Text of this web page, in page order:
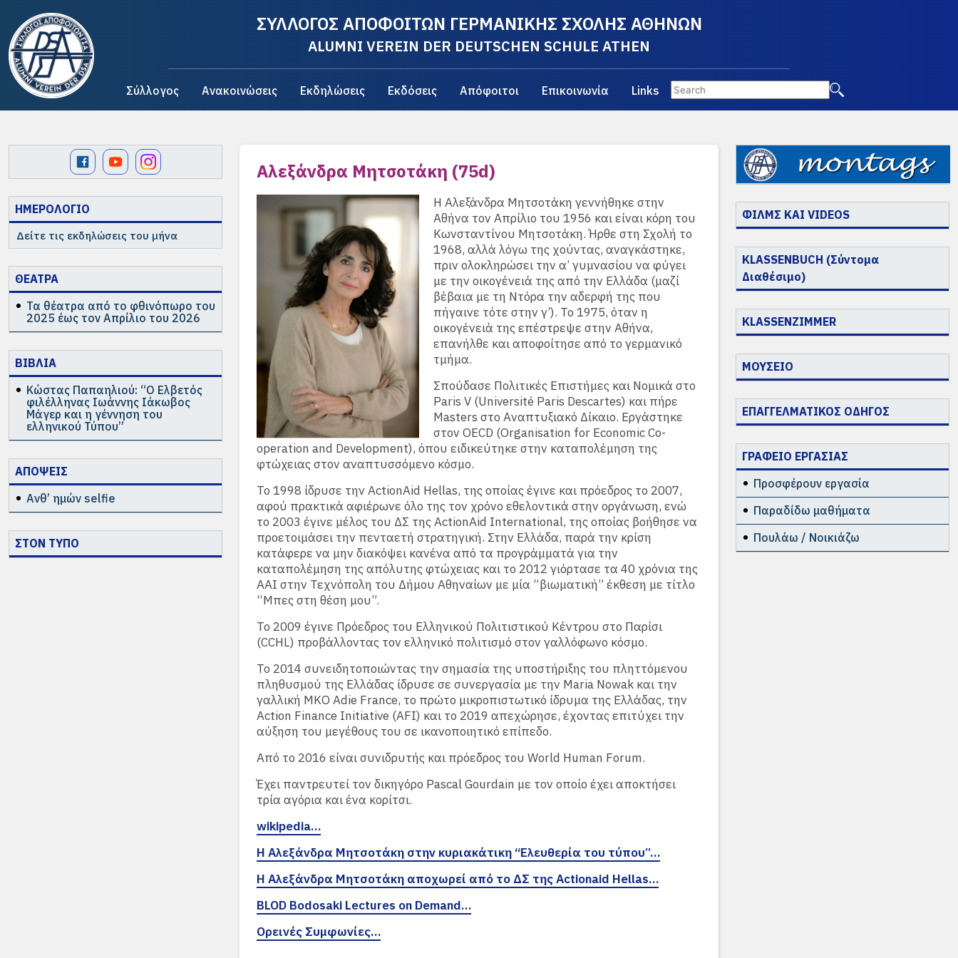
ΣΥΛΛΟΓΟΣ ΑΠΟΦΟΙΤΩΝ ΓΕΡΜΑΝΙΚΗΣ ΣΧΟΛΗΣ ΑΘΗΝΩΝ
ALUMNI VEREIN DER DEUTSCHEN SCHULE ATHEN
Σύλλογος Ανακοινώσεις Εκδηλώσεις Εκδόσεις Απόφοιτοι Επικοινωνία Links
ΗΜΕΡΟΛΟΓΙΟ
Δείτε τις εκδηλώσεις του μήνα
ΘΕΑΤΡΑ
Τα θέατρα από το φθινόπωρο του
2025 έως τον Απρίλιο του 2026
ΒΙΒΛΙΑ
Κώστας Παπαηλιού: “Ο Ελβετός
φιλέλληνας Ιωάννης Ιάκωβος
Μάγερ και η γέννηση του
ελληνικού Τύπου”
ΑΠΟΨΕΙΣ
Ανθ’ ημών selfie
ΣΤΟΝ ΤΥΠΟ
Αλεξάνδρα Μητσοτάκη (75d)
Η Αλεξάνδρα Μητσοτάκη γεννήθηκε στην
Αθήνα τον Απρίλιο του 1956 και είναι κόρη του
Κωνσταντίνου Μητσοτάκη. Ήρθε στη Σχολή το
1968, αλλά λόγω της χούντας, αναγκάστηκε,
πριν ολοκληρώσει την α’ γυμνασίου να φύγει
με την οικογένειά της από την Ελλάδα (μαζί
βέβαια με τη Ντόρα την αδερφή της που
πήγαινε τότε στην γ’). Το 1975, όταν η
οικογένειά της επέστρεψε στην Αθήνα,
επανήλθε και αποφοίτησε από το γερμανικό
τμήμα.
Σπούδασε Πολιτικές Επιστήμες και Νομικά στο
Paris V (Université Paris Descartes) και πήρε
Masters στο Αναπτυξιακό Δίκαιο. Εργάστηκε
στον OECD (Organisation for Economic Co-
operation and Development), όπου ειδικεύτηκε στην καταπολέμηση της
φτώχειας στον αναπτυσσόμενο κόσμο.
Το 1998 ίδρυσε την ActionAid Hellas, της οποίας έγινε και πρόεδρος το 2007,
αφού πρακτικά αφιέρωνε όλο της τον χρόνο εθελοντικά στην οργάνωση, ενώ
το 2003 έγινε μέλος του ΔΣ της ActionAid International, της οποίας βοήθησε να
προετοιμάσει την πενταετή στρατηγική. Στην Ελλάδα, παρά την κρίση
κατάφερε να μην διακόψει κανένα από τα προγράμματά για την
καταπολέμηση της απόλυτης φτώχειας και το 2012 γιόρτασε τα 40 χρόνια της
AAI στην Τεχνόπολη του Δήμου Αθηναίων με μία “βιωματική” έκθεση με τίτλο
“Μπες στη θέση μου”.
Το 2009 έγινε Πρόεδρος του Ελληνικού Πολιτιστικού Κέντρου στο Παρίσι
(CCHL) προβάλλοντας τον ελληνικό πολιτισμό στον γαλλόφωνο κόσμο.
Το 2014 συνειδητοποιώντας την σημασία της υποστήριξης του πληττόμενου
πληθυσμού της Ελλάδας ίδρυσε σε συνεργασία με την Maria Nowak και την
γαλλική ΜΚΟ Adie France, το πρώτο μικροπιστωτικό ίδρυμα της Ελλάδας, την
Action Finance Initiative (AFI) και το 2019 απεχώρησε, έχοντας επιτύχει την
αύξηση του μεγέθους του σε ικανοποιητικό επίπεδο.
Από το 2016 είναι συνιδρυτής και πρόεδρος του World Human Forum.
Έχει παντρευτεί τον δικηγόρο Pascal Gourdain με τον οποίο έχει αποκτήσει
τρία αγόρια και ένα κορίτσι.
wikipedia…
Η Αλεξάνδρα Μητσοτάκη στην κυριακάτικη “Ελευθερία του τύπου”…
Η Αλεξάνδρα Μητσοτάκη αποχωρεί από το ΔΣ της Actionaid Hellas…
BLOD Bodosaki Lectures on Demand…
Ορεινές Συμφωνίες…
ΦΙΛΜΣ ΚΑΙ VIDEOS
KLASSENBUCH (Σύντομα
Διαθέσιμο)
KLASSENZIMMER
ΜΟΥΣΕΙΟ
ΕΠΑΓΓΕΛΜΑΤΙΚΟΣ ΟΔΗΓΟΣ
ΓΡΑΦΕΙΟ ΕΡΓΑΣΙΑΣ
Προσφέρουν εργασία
Παραδίδω μαθήματα
Πουλάω / Νοικιάζω